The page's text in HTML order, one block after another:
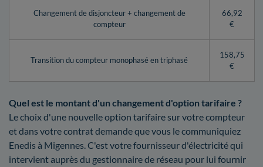
Changement de disjoncteur + changement de
compteur
66,92
€
Transition du compteur monophasé en triphasé
158,75
€
Quel est le montant d'un changement d'option tarifaire ?
Le choix d'une nouvelle option tarifaire sur votre compteur
et dans votre contrat demande que vous le communiquiez
Enedis à Migennes. C'est votre fournisseur d'électricité qui
intervient auprès du gestionnaire de réseau pour lui fournir